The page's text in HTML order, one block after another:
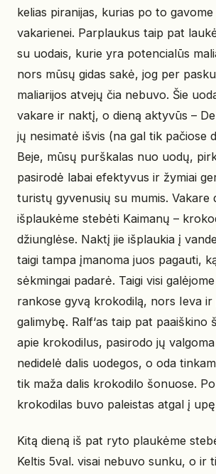
kelias piranijas, kurias po to
vakarienei. Parplaukus taip pat
su uodais, kurie yra potencialūs
nors mūsų gidas sakė, jog per
maliarijos atvejų čia nebuvo. Šie
vakare ir naktį, o dieną aktyvūs –
jų nesimatė išvis (na gal tik pačiose
Beje, mūsų purškalas nuo uodų,
pasirodė labai efektyvus ir žymiai
turistų gyvenusių su mumis. Vakare
išplaukėme stebėti Kaimanų –
džiunglėse. Naktį jie išplaukia į
taigi tampa įmanoma juos pagauti,
sėkmingai padarė. Taigi visi
rankose gyvą krokodilą, nors Ieva ir
galimybę. Ralf‘as taip pat paaiškino
apie krokodilus, pasirodo jų
nedidelė dalis uodegos, o oda
tik maža dalis krokodilo šonuose.
krokodilas buvo paleistas atgal į
Kitą dieną iš pat ryto plaukėme
Keltis 5val. visai nebuvo sunku, o ir